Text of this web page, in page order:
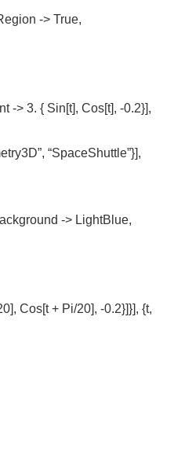
-> True,
-> 3. { Sin[t], Cos[t], -0.2}],
“SpaceShuttle”}],
-> LightBlue,
Cos[t + Pi/20], -0.2}]}], {t,